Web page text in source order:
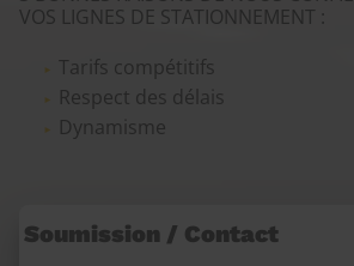
VOS LIGNES DE STATIONNEMENT :
Tarifs compétitifs
Respect des délais
Dynamisme
Soumission / Contact